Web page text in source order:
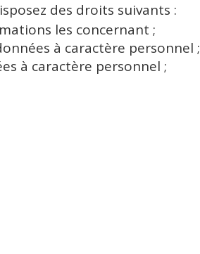
des droits suivants :
les concernant ;
à caractère personnel ;
à caractère personnel ;